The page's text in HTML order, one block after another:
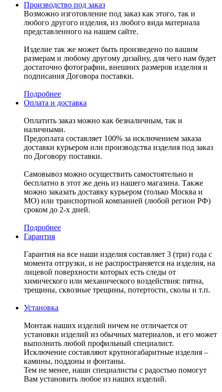
Производство под заказ
Возможно изготовление под заказ как этого, так и
любого другого изделия, из любого вида материала
представленного на нашем сайте.
Изделие так же может быть произведено по вашим
размерам и любому другому дизайну, для чего нам будет
достаточно фотографии, внешних размеров изделия и
подписания Договора поставки.
Подробнее
Оплата и доставка
Оплатить заказ можно как безналичным, так и
наличными.
Предоплата составляет 100% за исключением заказа
доставки курьером или производства изделия под заказ
по Договору поставки.
Самовывоз можно осуществить самостоятельно и
бесплатно в этот же день из нашего магазина. Также
можно заказать доставку курьером (только Москва и
МО) или транспортной компанией (любой регион РФ)
сроком до 2-х дней.
Подробнее
Гарантия
Гарантия на все наши изделия составляет 3 (три) года с
момента отгрузки, и не распространяется на изделия, на
лицевой поверхности которых есть следы от
химического или механического воздействия: пятна,
трещины, сквозные трещины, потертости, сколы и т.п.
Установка
Монтаж наших изделий ничем не отличается от
установки изделий из обычных материалов, и его может
выполнить любой профильный специалист.
Исключение составляют крупногабаритные изделия –
камины, поддоны и фонтаны.
Тем не менее, наши специалисты с радостью помогут
Вам установить любое из наших изделий.